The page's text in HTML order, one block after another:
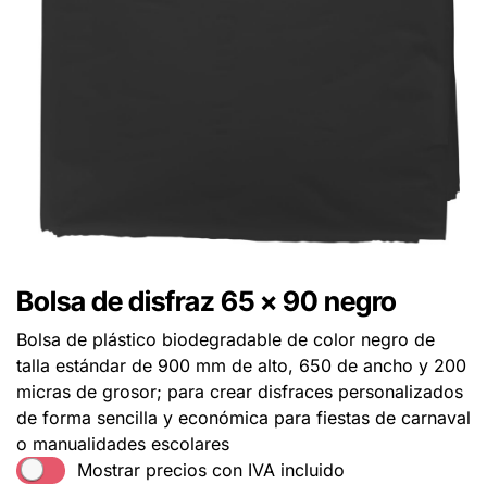
Bolsa de disfraz 65 x 90 negro
Bolsa de plástico biodegradable de color negro de
talla estándar de 900 mm de alto, 650 de ancho y 200
micras de grosor; para crear disfraces personalizados
de forma sencilla y económica para fiestas de carnaval
o manualidades escolares
Mostrar precios con IVA incluido